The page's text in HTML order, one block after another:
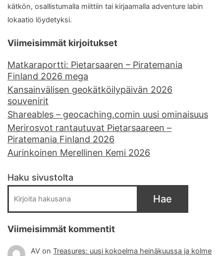
kätkön, osallistumalla miittiin tai kirjaamalla adventure labin
lokaatio löydetyksi.
Viimeisimmät kirjoitukset
Matkaraportti: Pietarsaaren – Piratemania
Finland 2026 mega
Kansainvälisen geokätköilypäivän 2026
souvenirit
Shareables – geocaching.comin uusi ominaisuus
Merirosvot rantautuvat Pietarsaareen –
Piratemania Finland 2026
Aurinkoinen Merellinen Kemi 2026
Haku sivustolta
Hae
Viimeisimmät kommentit
AV onTreasures: uusi kokoelma heinäkuussa ja kolme